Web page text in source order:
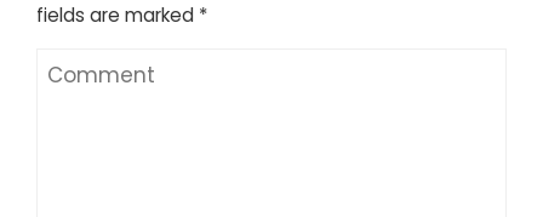
fields are marked *